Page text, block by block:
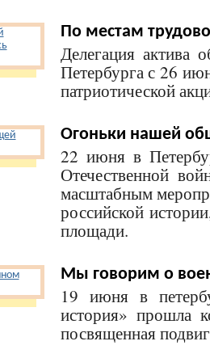
По местам
Делегация актива
Петербурга с 26
патриотической
Огоньки нашей
22 июня в
Отечественной
масштабным
российской
площади.
Мы говорим о
19 июня в
история» прошла
посвященная